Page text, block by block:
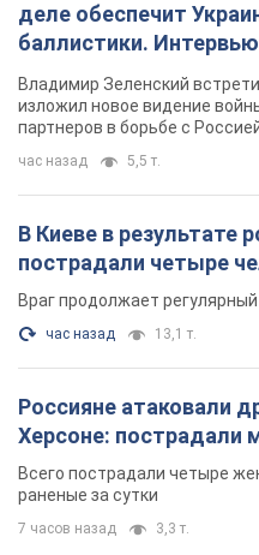
деле обеспечит
баллистики.
Владимир Зеленский
изложил новое видение
партнеров в борьбе с
час назад 5,5 т.
В Киеве в результате
пострадали четыре
Враг продолжает
час назад 13,1 т.
Россияне атаковали
Херсоне: пострадали
Всего пострадали четыре
раненые за сутки
7 часов назад 3,3 т.